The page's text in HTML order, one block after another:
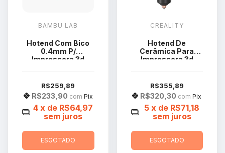
BAMBU LAB
Hotend Com Bico
0.4mm P/
Impressora 3d
R$259,89
R$233,90 com Pix
4 x de R$64,97
sem juros
ESGOTADO
CREALITY
Hotend De
Cerâmica Para
Impressora 3d
R$355,89
R$320,30 com Pix
5 x de R$71,18
sem juros
ESGOTADO